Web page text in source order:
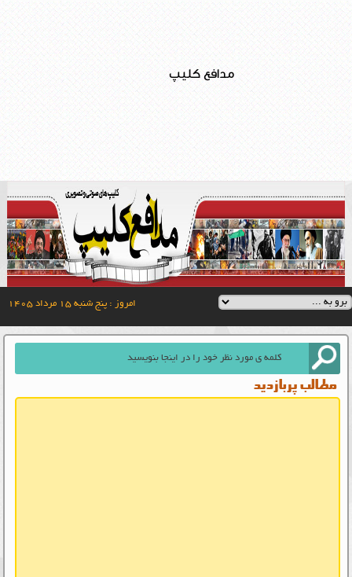
مدافع کلیپ
امروز : پنج شنبه ۱۵ مرداد ۱۴۰۵
مطالب پربازدید